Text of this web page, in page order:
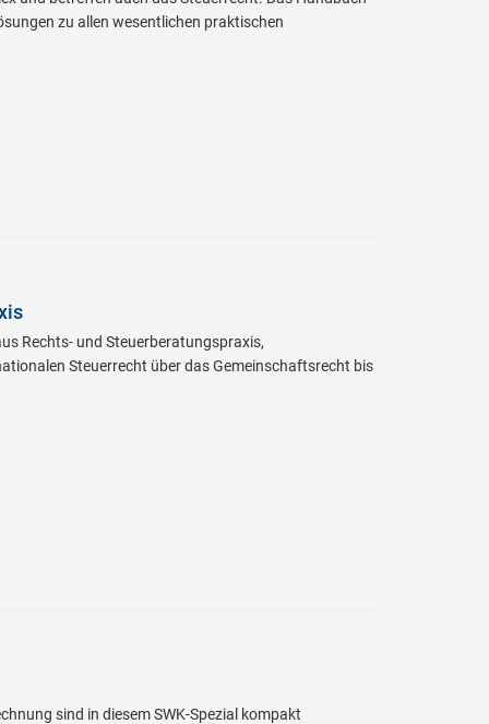
zu allen wesentlichen praktischen
Rechts- und Steuerberatungspraxis,
Steuerrecht über das Gemeinschaftsrecht bis
sind in diesem SWK-Spezial kompakt